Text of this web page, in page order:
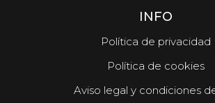
INFO
Política de privacidad
Política de cookies
Aviso legal y condiciones